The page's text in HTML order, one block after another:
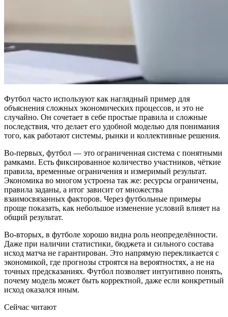
Футбол часто используют как наглядный пример для
объяснения сложных экономических процессов, и это не
случайно. Он сочетает в себе простые правила и сложные
последствия, что делает его удобной моделью для понимания
того, как работают системы, рынки и коллективные решения.
Во-первых, футбол — это ограниченная система с понятными
рамками. Есть фиксированное количество участников, чёткие
правила, временные ограничения и измеримый результат.
Экономика во многом устроена так же: ресурсы ограничены,
правила заданы, а итог зависит от множества
взаимосвязанных факторов. Через футбольные примеры
проще показать, как небольшое изменение условий влияет на
общий результат.
Во-вторых, в футболе хорошо видна роль неопределённости.
Даже при наличии статистики, бюджета и сильного состава
исход матча не гарантирован. Это напрямую перекликается с
экономикой, где прогнозы строятся на вероятностях, а не на
точных предсказаниях. Футбол позволяет интуитивно понять,
почему модель может быть корректной, даже если конкретный
исход оказался иным.
Сейчас читают